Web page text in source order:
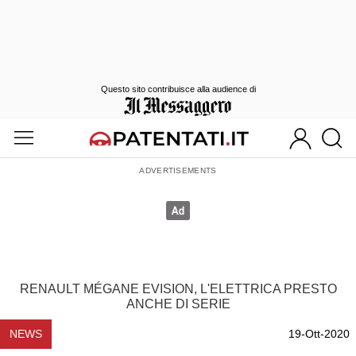
RENAULT MÉGANE EVISION, L'ELETTRICA PRESTO
ANCHE DI SERIE
NEWS 19-Ott-2020
Questo sito contribuisce alla audience di